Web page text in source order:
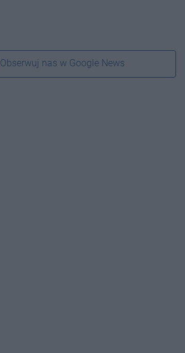
Obserwuj nas w Google News